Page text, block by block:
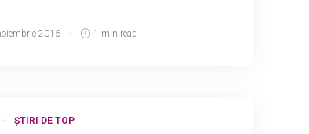
2016 1 min read
ȘTIRI DE TOP